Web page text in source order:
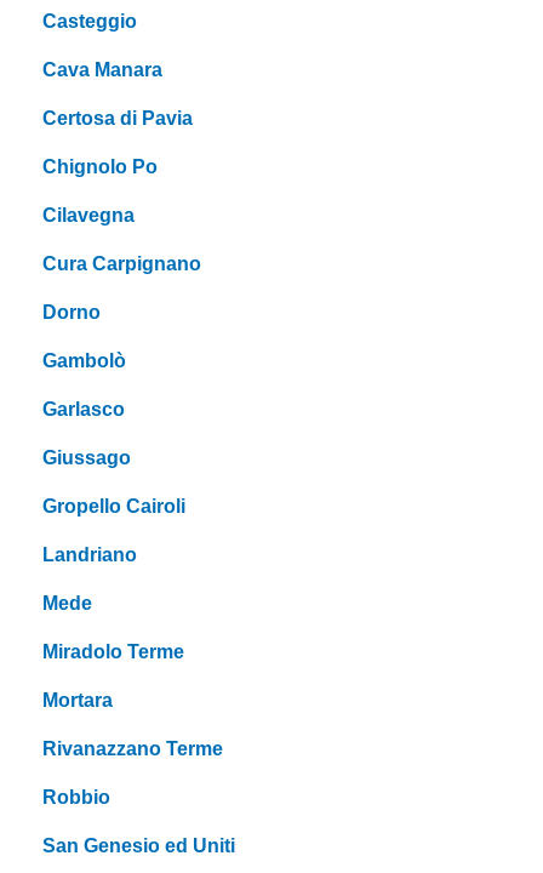
Casteggio
Cava Manara
Certosa di Pavia
Chignolo Po
Cilavegna
Cura Carpignano
Dorno
Gambolò
Garlasco
Giussago
Gropello Cairoli
Landriano
Mede
Miradolo Terme
Mortara
Rivanazzano Terme
Robbio
San Genesio ed Uniti